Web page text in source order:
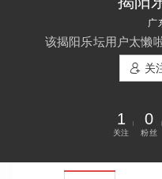
广
该揭阳乐坛用户太懒
关
1
关注
0
粉丝